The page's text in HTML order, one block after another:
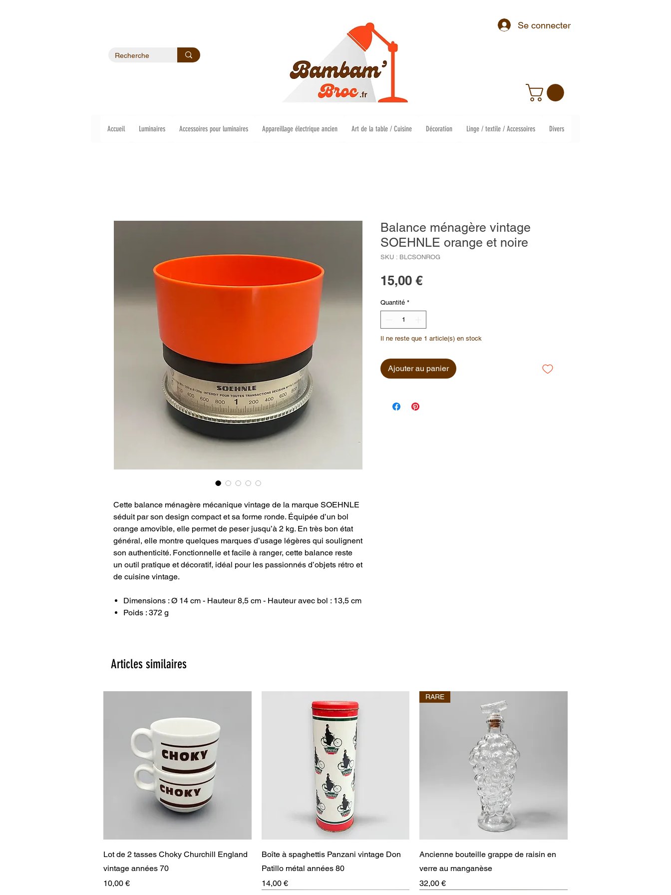
Se connecter
Accueil Luminaires Accessoires pour luminaires Appareillage électrique ancien Art de la table / Cuisine Décoration Linge / textile / Accessoires Divers
Cette balance ménagère mécanique vintage de la marque SOEHNLE
séduit par son design compact et sa forme ronde. Équipée d’un bol
orange amovible, elle permet de peser jusqu’à 2 kg. En très bon état
général, elle montre quelques marques d’usage légères qui soulignent
son authenticité. Fonctionnelle et facile à ranger, cette balance reste
un outil pratique et décoratif, idéal pour les passionnés d’objets rétro et
de cuisine vintage.
Dimensions : Ø 14 cm - Hauteur 8,5 cm - Hauteur avec bol : 13,5 cm
Poids : 372 g
Balance ménagère vintage
SOEHNLE orange et noire
SKU : BLCSONROG
15,00 €Prix
Quantité *
Il ne reste que 1 article(s) en stock
Ajouter au panier
Articles similaires
Aperçu rapide
Lot de 2 tasses Choky Churchill England
vintage années 70
Prix
10,00 €
Aperçu rapide
Boîte à spaghettis Panzani vintage Don
Patillo métal années 80
Prix
14,00 €
Aperçu rapide
RARE
Ancienne bouteille grappe de raisin en
verre au manganèse
Prix
32,00 €